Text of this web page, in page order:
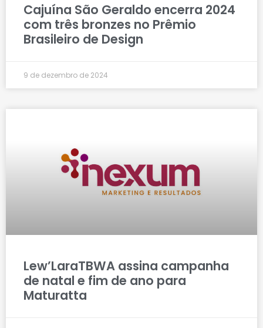
Cajuína São Geraldo encerra 2024
com três bronzes no Prêmio
Brasileiro de Design
9 de dezembro de 2024
Lew’LaraTBWA assina campanha
de natal e fim de ano para
Maturatta